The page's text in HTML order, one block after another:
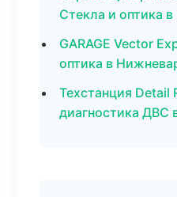
Стекла и оптика
GARAGE Vector
оптика в
Техстанция
диагностика ДВС